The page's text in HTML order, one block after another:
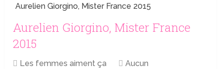
Aurelien Giorgino, Mister France 2015
Aurelien Giorgino, Mister France
2015
Les femmes aiment ça
Aucun